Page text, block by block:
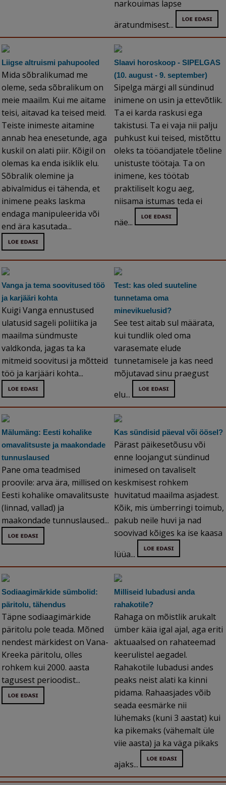
narkouimas lapse
äratundmisest...
Liigse altruismi pahupooled
Mida sõbralikumad me
oleme, seda sõbralikum on
meie maailm. Kui me aitame
teisi, aitavad ka teised meid.
Teiste inimeste aitamine
annab hea enesetunde, aga
kuskil on alati piir. Kõigil on
olemas ka enda isiklik elu.
Sõbralik olemine ja
abivalmidus ei tähenda, et
inimene peaks laskma
endaga manipuleerida või
end ära kasutada...
Slaavi horoskoop - SIPELGAS
(10. august - 9. september)
Sipelga märgi all sündinud
inimene on usin ja ettevõtlik.
Ta ei karda raskusi ega
takistusi. Ta ei vaja nii palju
puhkust kui teised, mistõttu
oleks ta tööandjatele tõeline
unistuste töötaja. Ta on
inimene, kes töötab
praktiliselt kogu aeg,
niisama istumas teda ei
näe...
Vanga ja tema soovitused töö
ja karjääri kohta
Kuigi Vanga ennustused
ulatusid sageli poliitika ja
maailma sündmuste
valdkonda, jagas ta ka
mitmeid soovitusi ja mõtteid
töö ja karjääri kohta...
Test: kas oled suuteline
tunnetama oma
minevikuelusid?
See test aitab sul määrata,
kui tundlik oled oma
varasemate elude
tunnetamisele ja kas need
mõjutavad sinu praegust
elu...
Mälumäng: Eesti kohalike
omavalitsuste ja maakondade
tunnuslaused
Pane oma teadmised
proovile: arva ära, millised on
Eesti kohalike omavalitsuste
(linnad, vallad) ja
maakondade tunnuslaused...
Kas sündisid päeval või öösel?
Pärast päikesetõusu või
enne loojangut sündinud
inimesed on tavaliselt
keskmisest rohkem
huvitatud maailma asjadest.
Kõik, mis ümberringi toimub,
pakub neile huvi ja nad
soovivad kõiges ka ise kaasa
lüüa...
Sodiaagimärkide sümbolid:
päritolu, tähendus
Täpne sodiaagimärkide
päritolu pole teada. Mõned
nendest märkidest on Vana-
Kreeka päritolu, olles
rohkem kui 2000. aasta
tagusest perioodist...
Milliseid lubadusi anda
rahakotile?
Rahaga on mõistlik arukalt
ümber käia igal ajal, aga eriti
aktuaalsed on rahateemad
keerulistel aegadel.
Rahakotile lubadusi andes
peaks neist alati ka kinni
pidama. Rahaasjades võib
seada eesmärke nii
lühemaks (kuni 3 aastat) kui
ka pikemaks (vähemalt üle
viie aasta) ja ka väga pikaks
ajaks...